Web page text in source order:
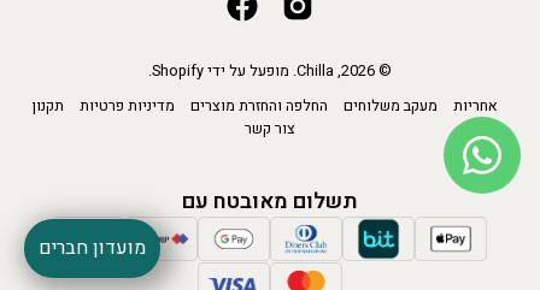
© 2026,
Chilla
. מופעל על ידיShopify
.
אחריות
מעקב משלוחים החלפה והחזרת מוצרים מדיניות פרטיות
תקנון
צור קשר
תשלום מאובטח עם
מועדון חברים